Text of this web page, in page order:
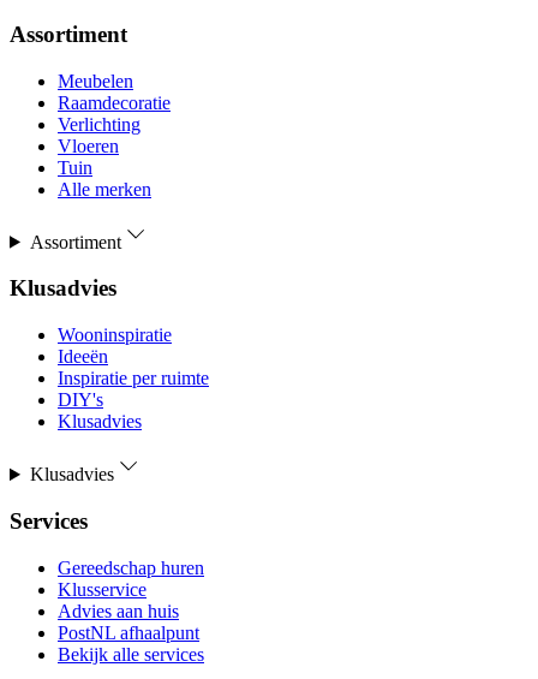
Assortiment
Meubelen
Raamdecoratie
Verlichting
Vloeren
Tuin
Alle merken
Assortiment
Klusadvies
Wooninspiratie
Ideeën
Inspiratie per ruimte
DIY's
Klusadvies
Klusadvies
Services
Gereedschap huren
Klusservice
Advies aan huis
PostNL afhaalpunt
Bekijk alle services